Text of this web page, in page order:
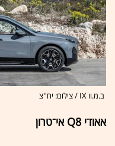
ב.מ.וו IX / צילום: יח''צ
אאודי Q8 אי־טרון